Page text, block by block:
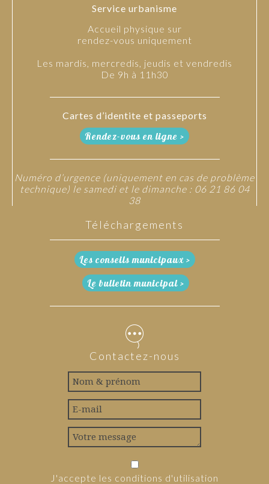
Service urbanisme
Accueil physique sur
rendez-vous uniquement
Les mardis, mercredis, jeudis et vendredis
De 9h à 11h30
Cartes d’identite et passeports
Rendez-vous en ligne >
Numéro d’urgence (uniquement en cas de problème
technique) le samedi et le dimanche : 06 21 86 04
38
Téléchargements
Les conseils municipaux >
Le bulletin municipal >
Contactez-nous
J'accepte les conditions d'utilisation